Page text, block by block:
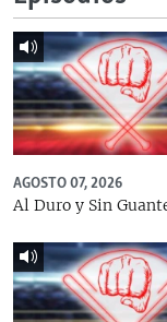
AGOSTO 07, 2026
Al Duro y Sin